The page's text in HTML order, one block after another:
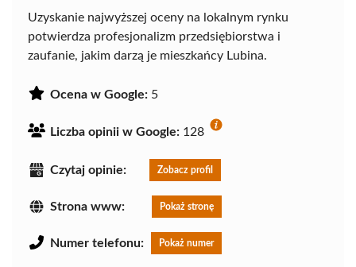
Uzyskanie najwyższej oceny na lokalnym rynku
potwierdza profesjonalizm przedsiębiorstwa i
zaufanie, jakim darzą je mieszkańcy Lubina.
Ocena w Google: 5
Liczba opinii w Google: 128
Czytaj opinie: Zobacz profil
Strona www: Pokaż stronę
Numer telefonu: Pokaż numer